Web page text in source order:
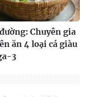
Chuyên gia
ăn 4 loại cá giàu
3